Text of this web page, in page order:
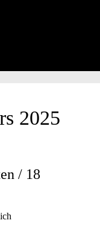
2025
/ 18